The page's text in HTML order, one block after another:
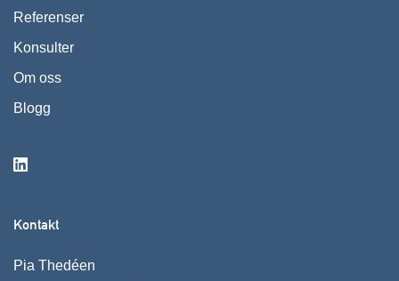
Referenser
Konsulter
Om oss
Blogg
Kontakt
Pia Thedéen